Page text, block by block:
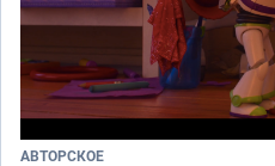
АВТОРСКОЕ